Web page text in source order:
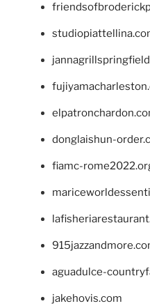
donglaishun-
fiamc-
aguadulce-
jakehovis.com